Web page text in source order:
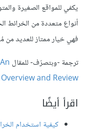
يكفي للمواقع الصغيرة
أنواع متعددة من الخرائط
فهي خيار ممتاز للعديد
ترجمة -وبتصرّف- للمقال
Overview and Review
اقرأ أيضًا
كيفية استخدام